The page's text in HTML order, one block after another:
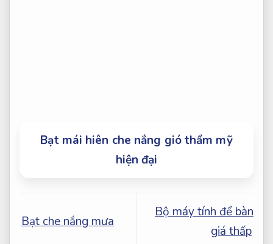
Bạt mái hiên che nắng gió thẩm mỹ
hiện đại
Bạt che nắng mưa
Bộ máy tính để bàn
giá thấp